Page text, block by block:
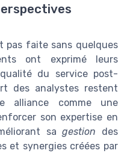
pas faite sans quelques
ont exprimé leurs
du service post-
des analystes restent
alliance comme une
son expertise en
sagestion des
et synergies créées par